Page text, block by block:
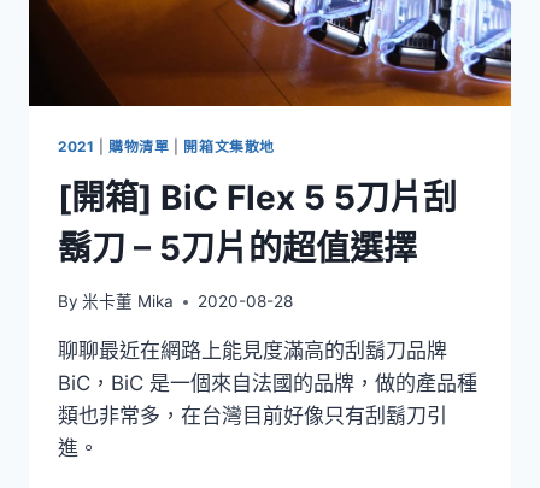
2021 購物清單 開箱文集散地
[開箱] BiC Flex 5 5刀片刮
鬍刀 – 5刀片的超值選擇
By 米卡董 Mika 2020-08-28
聊聊最近在網路上能見度滿高的刮鬍刀品牌
BiC，BiC 是一個來自法國的品牌，做的產品種
類也非常多，在台灣目前好像只有刮鬍刀引
進。